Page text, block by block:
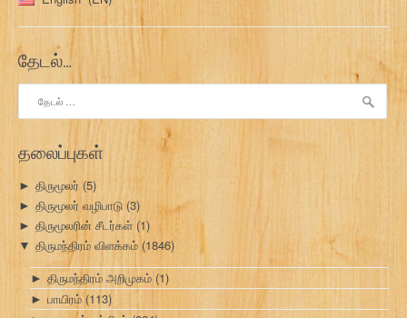
தேடல்…
தேடு:
தலைப்புகள்
► திருமூலர் (5)
► திருமூலர் வழிபாடு (3)
► திருமூலரின் சீடர்கள் (1)
▼ திருமந்திரம் விளக்கம் (1846)
► திருமந்திரம் அறிமுகம் (1)
► பாயிரம் (113)